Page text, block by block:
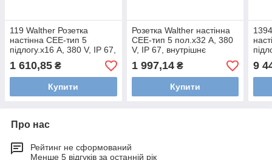
119 Walther Розетка
настінна СЕЕ-тип 5
підлогу.х16 А, 380 V, IP 67,
внутрішнє кріплення, 2
введення (згори, знизу)
wl119
1 610,85 ₴
Купити
Розетка Walther настінна
СЕЕ-тип 5 пол.х32 А, 380
V, IP 67, внутрішнє
кріплення, 2
введення(згори, знизу)
wl139
1 997,14₴
Купити
9
Про нас
Рейтинг не сформований
Менше 5 відгуків за останній рік